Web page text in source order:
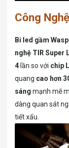
Công Nghệ
Bi led gầm
nghệ TIR Super
4 lần so với chip
quang cao hơn
sáng mạnh mẽ
dàng quan sát
tiết xấu.